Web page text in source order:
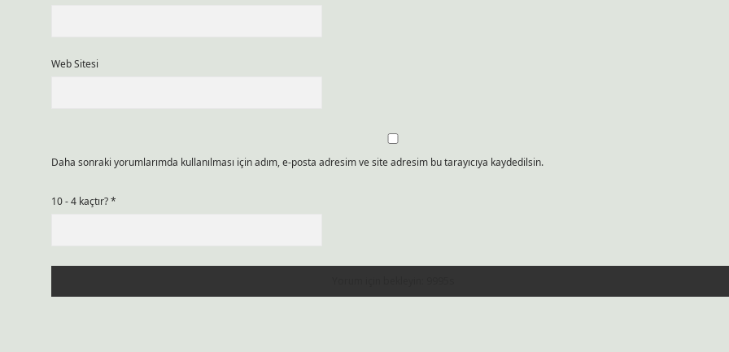
Web Sitesi
Daha sonraki yorumlarımda kullanılması için adım, e-posta adresim ve site adresim bu tarayıcıya kaydedilsin.
10 - 4 kaçtır?*